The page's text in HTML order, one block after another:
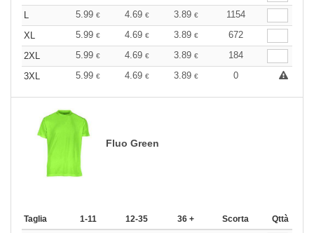
L
5.99 € 4.69 € 3.89 €
1154
XL
5.99 € 4.69 € 3.89 €
672
2XL
5.99 € 4.69 € 3.89 €
184
3XL
5.99 € 4.69 € 3.89 € 0
Fluo Green
Taglia 1-11 12-35 36 + Scorta Qttà